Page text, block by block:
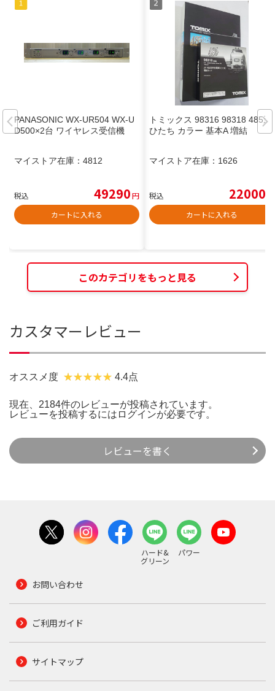
PANASONIC WX-UR504 WX-U
D500×2台 ワイヤレス受信機
マイストア在庫： 4812
税込 49290円
カートに入れる
トミックス 98316 98318 485系
ひたち カラー 基本A 増結
マイストア在庫： 1626
税込 22000
カートに入れる
このカテゴリをもっと見る
カスタマーレビュー
オススメ度 4.4点
現在、2184件のレビューが投稿されています。
レビューを投稿するには ログインが必要です。
レビューを書く
ハード&
グリーン
パワー
お問い合わせ
ご利用ガイド
サイトマップ